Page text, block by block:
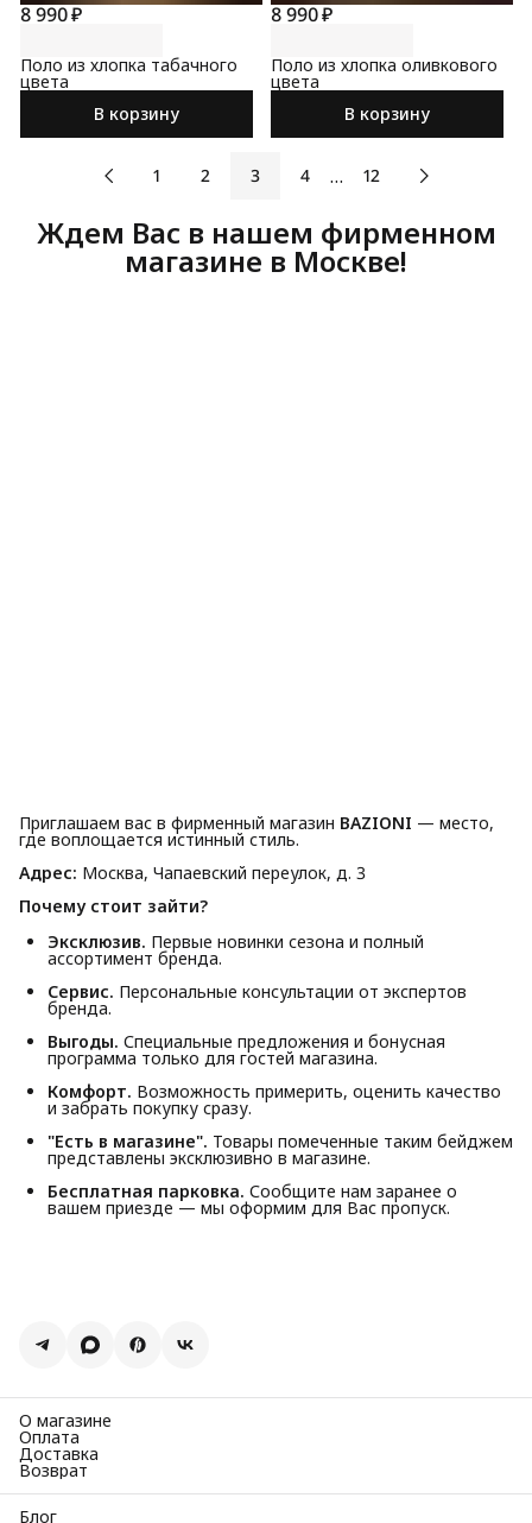
8 990 ₽
Поло из хлопка табачного
цвета
В корзину
8 990 ₽
Поло из хлопка оливкового
цвета
В корзину
1 2 3 4 … 12
Ждем Вас в нашем фирменном
магазине в Москве!
Приглашаем вас в фирменный магазин BAZIONI — место,
где воплощается истинный стиль.
Адрес: Москва, Чапаевский переулок, д. 3
Почему стоит зайти?
Эксклюзив. Первые новинки сезона и полный
ассортимент бренда.
Сервис. Персональные консультации от экспертов
бренда.
Выгоды. Специальные предложения и бонусная
программа только для гостей магазина.
Комфорт. Возможность примерить, оценить качество
и забрать покупку сразу.
"Есть в магазине". Товары помеченные таким бейджем
представлены эксклюзивно в магазине.
Бесплатная парковка. Сообщите нам заранее о
вашем приезде — мы оформим для Вас пропуск.
О магазине
Оплата
Доставка
Возврат
Блог